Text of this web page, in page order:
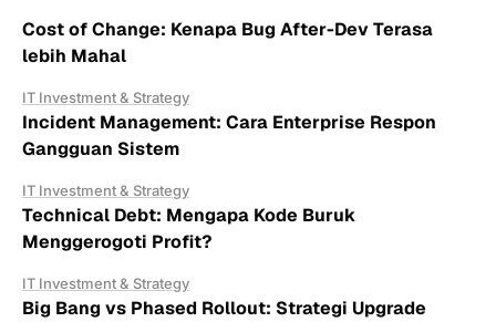
Cost of Change: Kenapa Bug After-Dev Terasa
lebih Mahal
IT Investment & Strategy
Incident Management: Cara Enterprise Respon
Gangguan Sistem
IT Investment & Strategy
Technical Debt: Mengapa Kode Buruk
Menggerogoti Profit?
IT Investment & Strategy
Big Bang vs Phased Rollout: Strategi Upgrade